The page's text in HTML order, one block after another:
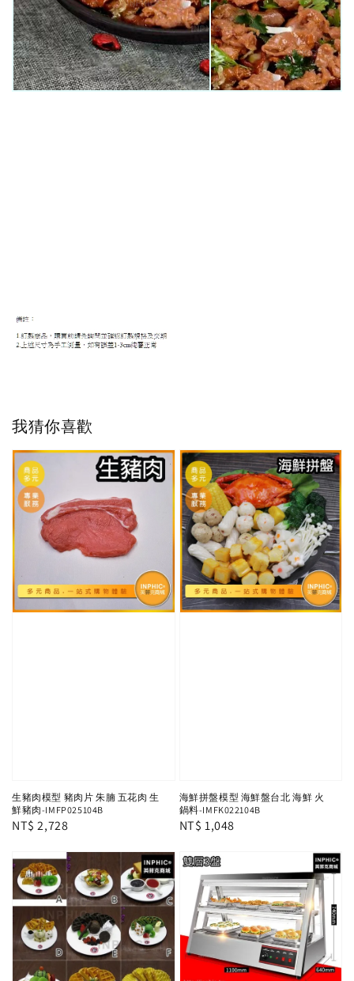
我猜你喜歡
生豬肉模型 豬肉片 朱腩 五花肉 生
鮮豬肉-IMFP025104B
Regular
NT$ 2,728
海鮮拼盤模型 海鮮盤台北 海鮮 火
鍋料-IMFK022104B
Regular
NT$ 1,048